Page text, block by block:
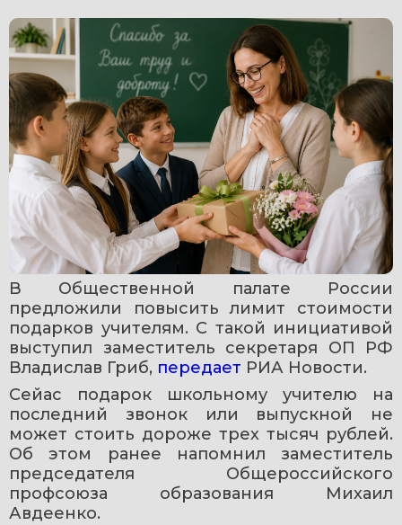
В Общественной палате России
предложили повысить лимит стоимости
подарков учителям. С такой инициативой
выступил заместитель секретаря ОП РФ
Владислав Гриб, передает РИА Новости.
Сейас подарок школьному учителю на
последний звонок или выпускной не
может стоить дороже трех тысяч рублей.
Об этом ранее напомнил заместитель
председателя Общероссийского
профсоюза образования Михаил
Авдеенко.